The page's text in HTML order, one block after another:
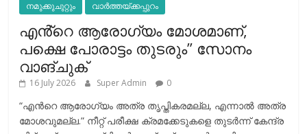
നമുക്കുചുറ്റും വാർത്തയ്ക്കപ്പുറം
എൻ്റെ ആരോഗ്യം മോശമാണ്,
പക്ഷെ പോരാട്ടം തുടരും” സോനം
വാങ്ചുക്
16 July 2026 Super Admin 0
“എന്‍റെ ആരോഗ്യം അത്ര തൃപ്തികരമല്ല, എന്നാൽ അത്ര
മോശവുമല്ല.” നീറ്റ് പരീക്ഷ ക്രമക്കേടുകളെ തുടർന്ന് കേന്ദ്ര